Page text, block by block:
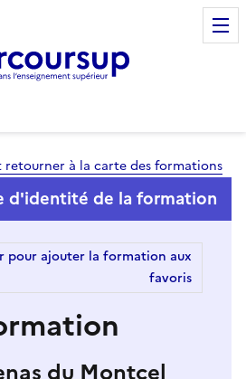
retourner à la carte des formations
du Montcel
d'identité de la formation
pour ajouter la formation aux
favoris